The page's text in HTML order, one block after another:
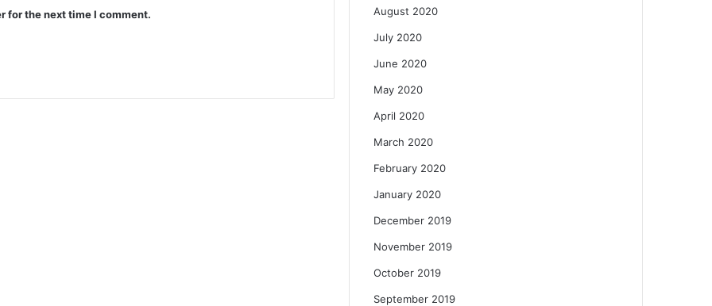
for the next time I comment. August 2020
July 2020
June 2020
May 2020
April 2020
March 2020
February 2020
January 2020
December 2019
November 2019
October 2019
September 2019